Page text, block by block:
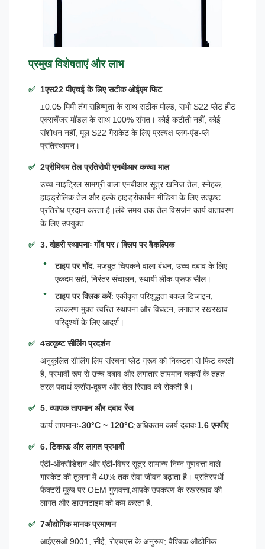
प्रमुख विशेषताएं और लाभ
1एस22 पीएचई के लिए सटीक ओईएम फिट
±0.05 मिमी तंग सहिष्णुता के साथ सटीक मोल्ड, सभी S22 प्लेट हीट
एक्सचेंजर मॉडल के साथ 100% संगत। कोई कटौती नहीं, कोई
संशोधन नहीं, मूल S22 गैसकेट के लिए प्रत्यक्ष प्लग-एंड-प्ले
प्रतिस्थापन।
2प्रीमियम तेल प्रतिरोधी एनबीआर कच्चा माल
उच्च नाइट्रिल सामग्री वाला एनबीआर सूत्र खनिज तेल, स्नेहक,
हाइड्रोलिक तेल और हल्के हाइड्रोकार्बन मीडिया के लिए उत्कृष्ट
प्रतिरोध प्रदान करता है।लंबे समय तक तेल विसर्जन कार्य वातावरण
के लिए उपयुक्त.
3. दोहरी स्थापनाः गोंद पर / क्लिप पर वैकल्पिक
टाइप पर गोंद: मजबूत चिपकने वाला बंधन, उच्च दबाव के लिए
एकदम सही, निरंतर संचालन, स्थायी लीक-प्रूफ सील।
टाइप पर क्लिक करें: एकीकृत परिशुद्धता बकल डिजाइन,
उपकरण मुक्त त्वरित स्थापना और विघटन, लगातार रखरखाव
परिदृश्यों के लिए आदर्श।
4उत्कृष्ट सीलिंग प्रदर्शन
अनुकूलित सीलिंग लिप संरचना प्लेट ग्रूव को निकटता से फिट करती
है, प्रभावी रूप से उच्च दबाव और लगातार तापमान चक्रों के तहत
तरल पदार्थ क्रॉस-दूषण और तेल रिसाव को रोकती है।
5. व्यापक तापमान और दबाव रेंज
कार्य तापमानः-30°C ~ 120°C;अधिकतम कार्य दबावः1.6 एमपीए
6. टिकाऊ और लागत प्रभावी
एंटी-ऑक्सीडेशन और एंटी-वियर सूत्र सामान्य निम्न गुणवत्ता वाले
गास्केट की तुलना में 40% तक सेवा जीवन बढ़ाता है। प्रतिस्पर्धी
फैक्टरी मूल्य पर OEM गुणवत्ता,आपके उपकरण के रखरखाव की
लागत और डाउनटाइम को कम करता है.
7औद्योगिक मानक प्रमाणन
आईएसओ 9001, सीई, रोएचएस के अनुरूप; वैश्विक औद्योगिक